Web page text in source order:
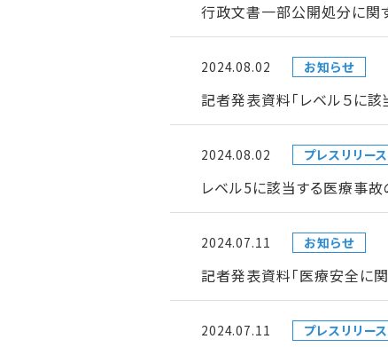
行政文書一部公開処分に関
2024.08.02 お知らせ
記者発表資料「レベル５に
2024.08.02 プレスリリース
レベル5に該当する医療事故
2024.07.11 お知らせ
記者発表資料「医療安全に
2024.07.11 プレスリリース